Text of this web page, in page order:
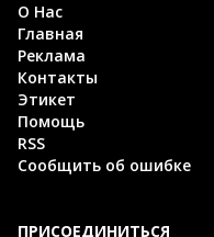
О Нас
Главная
Реклама
Контакты
Этикет
Помощь
RSS
Сообщить об ошибке
ПРИСОЕДИНИТЬСЯ